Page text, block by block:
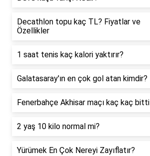
Decathlon topu kaç TL? Fiyatlar ve
Özellikler
1 saat tenis kaç kalori yaktırır?
Galatasaray'ın en çok gol atan kimdir?
Fenerbahçe Akhisar maçı kaç kaç bitti
2 yaş 10 kilo normal mi?
Yürümek En Çok Nereyi Zayıflatır?